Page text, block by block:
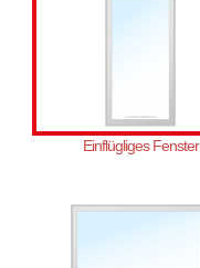
Einflügliges Fenster